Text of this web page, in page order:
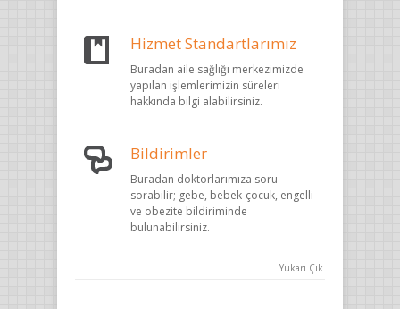
Hizmet Standartlarımız
Buradan aile sağlığı merkezimizde
yapılan işlemlerimizin süreleri
hakkında bilgi alabilirsiniz.
Bildirimler
Buradan doktorlarımıza soru
sorabilir; gebe, bebek-çocuk, engelli
ve obezite bildiriminde
bulunabilirsiniz.
Yukarı Çık